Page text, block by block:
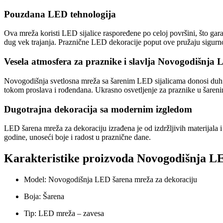
Pouzdana LED tehnologija
Ova mreža koristi LED sijalice raspoređene po celoj površini, što
dug vek trajanja. Praznične LED dekoracije poput ove pružaju
Vesela atmosfera za praznike i slavlja Novogodišnja
Novogodišnja svetlosna mreža sa šarenim LED sijalicama donosi
tokom proslava i rođendana. Ukrasno osvetljenje za praznike u
Dugotrajna dekoracija sa modernim izgledom
LED šarena mreža za dekoraciju izrađena je od izdržljivih
godine, unoseći boje i radost u praznične dane.
Karakteristike proizvoda Novogodišnja
Model: Novogodišnja LED šarena mreža za dekoraciju
Boja: Šarena
Tip: LED mreža – zavesa